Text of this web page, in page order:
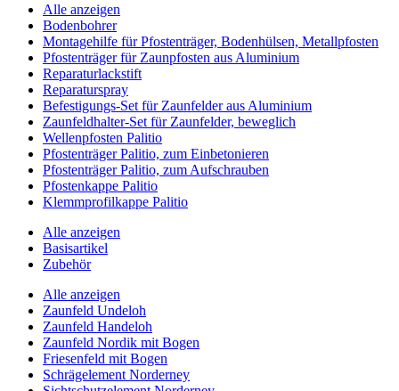
Alle anzeigen
Bodenbohrer
Montagehilfe für Pfostenträger, Bodenhülsen, Metallpfosten
Pfostenträger für Zaunpfosten aus Aluminium
Reparaturlackstift
Reparaturspray
Befestigungs-Set für Zaunfelder aus Aluminium
Zaunfeldhalter-Set für Zaunfelder, beweglich
Wellenpfosten Palitio
Pfostenträger Palitio, zum Einbetonieren
Pfostenträger Palitio, zum Aufschrauben
Pfostenkappe Palitio
Klemmprofilkappe Palitio
Alle anzeigen
Basisartikel
Zubehör
Alle anzeigen
Zaunfeld Undeloh
Zaunfeld Handeloh
Zaunfeld Nordik mit Bogen
Friesenfeld mit Bogen
Schrägelement Norderney